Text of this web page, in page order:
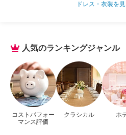
ドレス・衣装を
人気のランキングジャンル
コストパフォー
マンス評価
クラシカル ホ